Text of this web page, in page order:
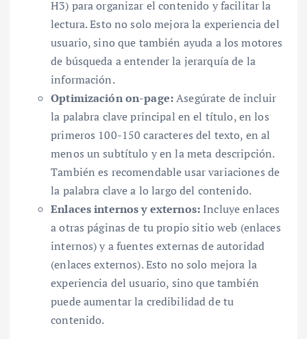
H3) para organizar el contenido y facilitar la
lectura. Esto no solo mejora la experiencia del
usuario, sino que también ayuda a los motores
de búsqueda a entender la jerarquía de la
información.
Optimización on-page:Asegúrate de incluir
la palabra clave principal en el título, en los
primeros 100-150 caracteres del texto, en al
menos un subtítulo y en la meta descripción.
También es recomendable usar variaciones de
la palabra clave a lo largo del contenido.
Enlaces internos y externos: Incluye enlaces
a otras páginas de tu propio sitio web (enlaces
internos) y a fuentes externas de autoridad
(enlaces externos). Esto no solo mejora la
experiencia del usuario, sino que también
puede aumentar la credibilidad de tu
contenido.